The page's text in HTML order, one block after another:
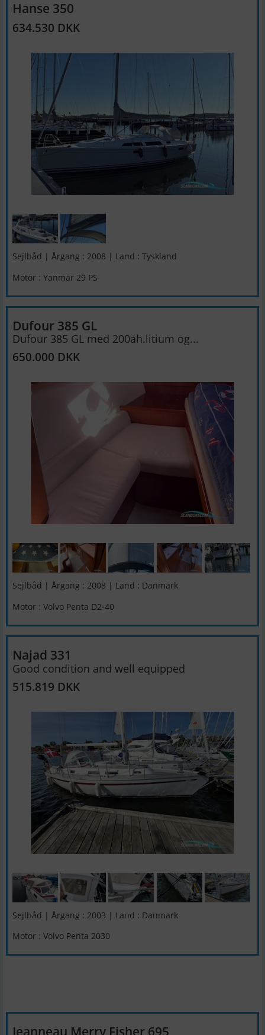
Hanse 350
634.530 DKK
Sejlbåd | Årgang : 2008 | Land : Tyskland
Motor : Yanmar 29 PS
Dufour 385 GL
Dufour 385 GL med 200ah.litium og...
650.000 DKK
Sejlbåd | Årgang : 2008 | Land : Danmark
Motor : Volvo Penta D2-40
Najad 331
Good condition and well equipped
515.819 DKK
Sejlbåd | Årgang : 2003 | Land : Danmark
Motor : Volvo Penta 2030
Jeanneau Merry Fisher 695